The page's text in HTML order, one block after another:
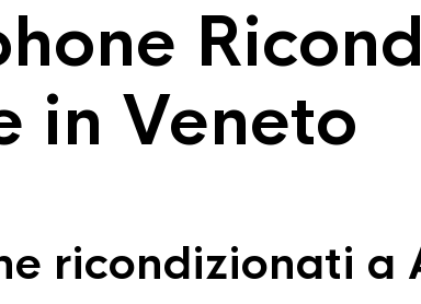
in Veneto
ricondizionati a